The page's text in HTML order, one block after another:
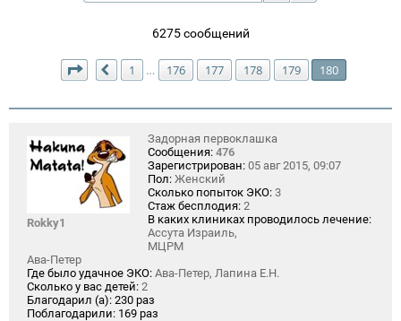
6275 сообщений
Страница 180 из180
Пред.
1 … 176 177 178 179 180
Rokky1
Задорная первоклашка
Сообщения: 476
Зарегистрирован: 05 авг 2015, 09:07
Пол: Женский
Сколько попыток ЭКО: 3
Стаж бесплодия: 2
В каких клиниках проводилось лечение:
Ассута Израиль,
МЦРМ
Ава-Петер
Где было удачное ЭКО: Ава-Петер, Лапина Е.Н.
Сколько у вас детей: 2
Благодарил (а): 230 раз
Поблагодарили: 169 раз